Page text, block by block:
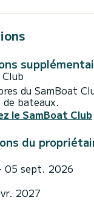
du SamBoat
bateaux.
le SamBoat Club
du
05 sept. 2026
2027